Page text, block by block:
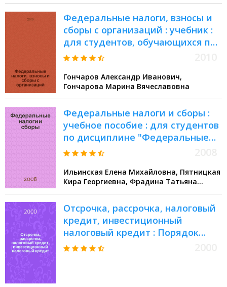
Федеральные налоги, взносы и
сборы с организаций : учебник :
для студентов, обучающихся по
специальности "Налоги и
Гончаров Александр Иванович,
Гончарова Марина Вячеславовна
Федеральные налоги и сборы :
учебное пособие : для студентов
по дисциплине "Федеральные
налоги и сборы" специальности
обучения
Ильинская Елена Михайловна, Пятницкая
Кира Георгиевна, Фрадина Татьяна
Отсрочка, рассрочка, налоговый
кредит, инвестиционный
налоговый кредит : Порядок
офомления. Условия